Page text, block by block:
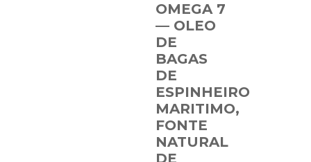
OMEGA 7
— OLEO
DE
BAGAS
DE
ESPINHEIRO
MARITIMO,
FONTE
NATURAL